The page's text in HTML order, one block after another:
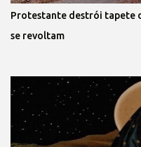
Protestante destrói tapete
se revoltam